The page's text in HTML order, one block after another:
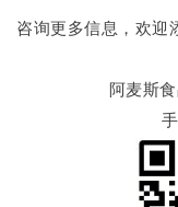
咨询更多信息，欢迎
阿麦斯